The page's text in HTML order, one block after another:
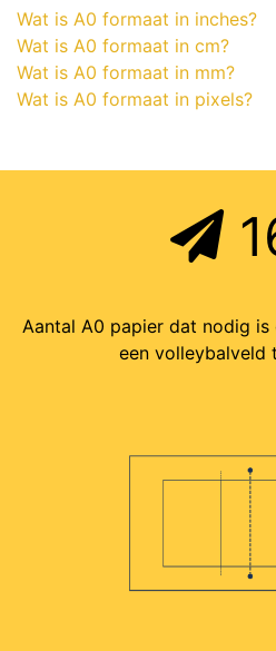
Wat is A0 formaat in inches?
Wat is A0 formaat in cm?
Wat is A0 formaat in mm?
Wat is A0 formaat in pixels?
Aantal A0 papier dat nodig
een volleybalveld